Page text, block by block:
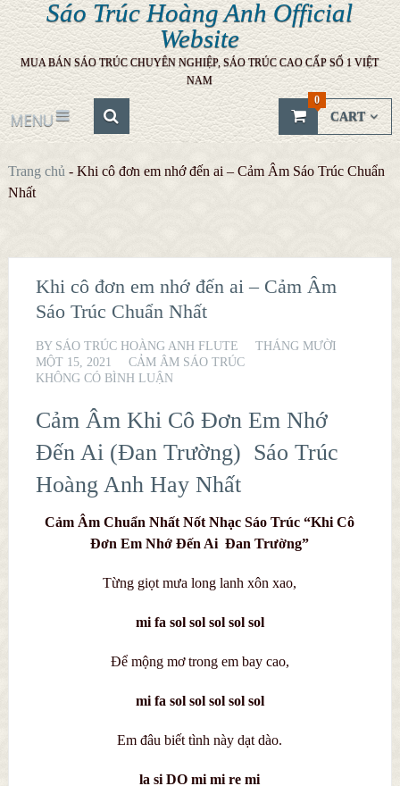
Sáo Trúc Hoàng Anh Official
Website
MUA BÁN SÁO TRÚC CHUYÊN NGHIỆP, SÁO TRÚC CAO CẤP SỐ 1 VIỆT
NAM
MENU CART
0
Trang chủ - Khi cô đơn em nhớ đến ai – Cảm Âm Sáo Trúc Chuẩn
Nhất
Khi cô đơn em nhớ đến ai – Cảm Âm
Sáo Trúc Chuẩn Nhất
BY SÁO TRÚC HOÀNG ANH FLUTE
THÁNG MƯỜI
MỘT 15, 2021
CẢM ÂM SÁO TRÚC
KHÔNG CÓ BÌNH LUẬN
Cảm Âm Khi Cô Đơn Em Nhớ
Đến Ai (Đan Trường) Sáo Trúc
Hoàng Anh Hay Nhất
Cảm Âm Chuẩn Nhất Nốt Nhạc Sáo Trúc “Khi Cô
Đơn Em Nhớ Đến Ai Đan Trường”
Từng giọt mưa long lanh xôn xao,
mi fa sol sol sol sol sol
Để mộng mơ trong em bay cao,
mi fa sol sol sol sol sol
Em đâu biết tình này dạt dào.
la si DO mi mi re mi